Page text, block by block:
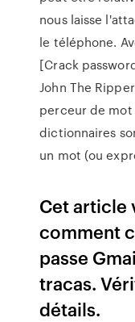
nous laisse
le téléphone.
[Crack
John The
perceur de mot
dictionnaires
un mot (ou
Cet article
comment
passe
tracas.
détails.